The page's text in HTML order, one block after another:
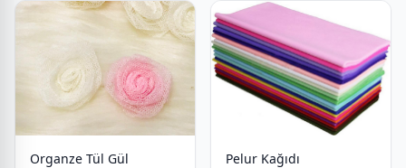
Organze Tül Gül Pelur Kağıdı